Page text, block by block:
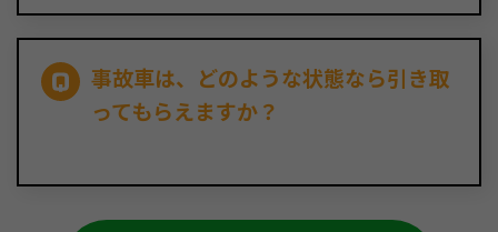
事故車は、どのような状態なら引き取
ってもらえますか？